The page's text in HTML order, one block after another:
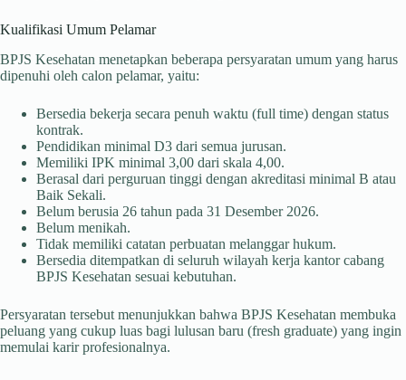
Kualifikasi Umum Pelamar
BPJS Kesehatan menetapkan beberapa persyaratan umum yang harus
dipenuhi oleh calon pelamar, yaitu:
Bersedia bekerja secara penuh waktu (full time) dengan status
kontrak.
Pendidikan minimal D3 dari semua jurusan.
Memiliki IPK minimal 3,00 dari skala 4,00.
Berasal dari perguruan tinggi dengan akreditasi minimal B atau
Baik Sekali.
Belum berusia 26 tahun pada 31 Desember 2026.
Belum menikah.
Tidak memiliki catatan perbuatan melanggar hukum.
Bersedia ditempatkan di seluruh wilayah kerja kantor cabang
BPJS Kesehatan sesuai kebutuhan.
Persyaratan tersebut menunjukkan bahwa BPJS Kesehatan membuka
peluang yang cukup luas bagi lulusan baru (fresh graduate) yang ingin
memulai karir profesionalnya.